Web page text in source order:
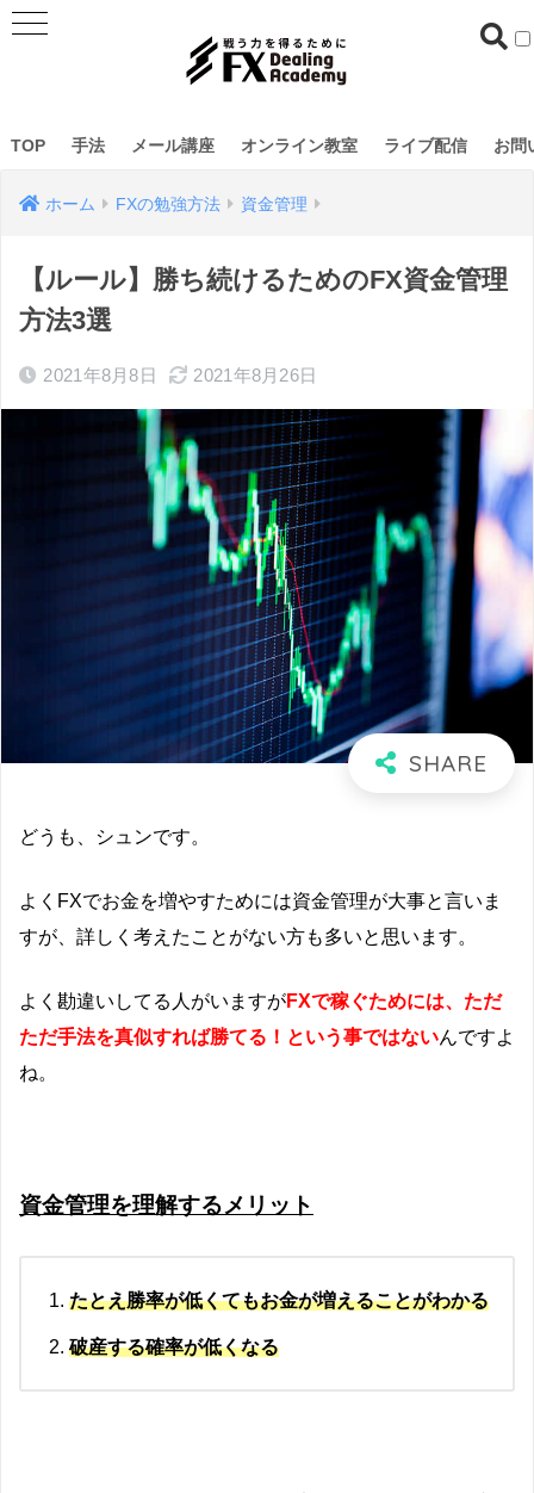
TOP 手法 メール講座 オンライン教室 ライブ配信 お問
ホーム FXの勉強方法 資金管理
【ルール】勝ち続けるためのFX資金管理
方法3選
2021年8月8日 2021年8月26日
どうも、シュンです。
よくFXでお金を増やすためには資金管理が大事と言いま
すが、詳しく考えたことがない方も多いと思います。
よく勘違いしてる人がいますがFXで稼ぐためには、ただ
ただ手法を真似すれば勝てる！という事ではないんですよ
ね。
資金管理を理解するメリット
たとえ勝率が低くてもお金が増えることがわかる
破産する確率が低くなる